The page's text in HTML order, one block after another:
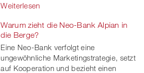
Weiterlesen
Warum zieht die Neo-Bank Alpian in
die Berge?
Eine Neo-Bank verfolgt eine
ungewöhnliche Marketingstrategie, setzt
auf Kooperation und bezieht einen